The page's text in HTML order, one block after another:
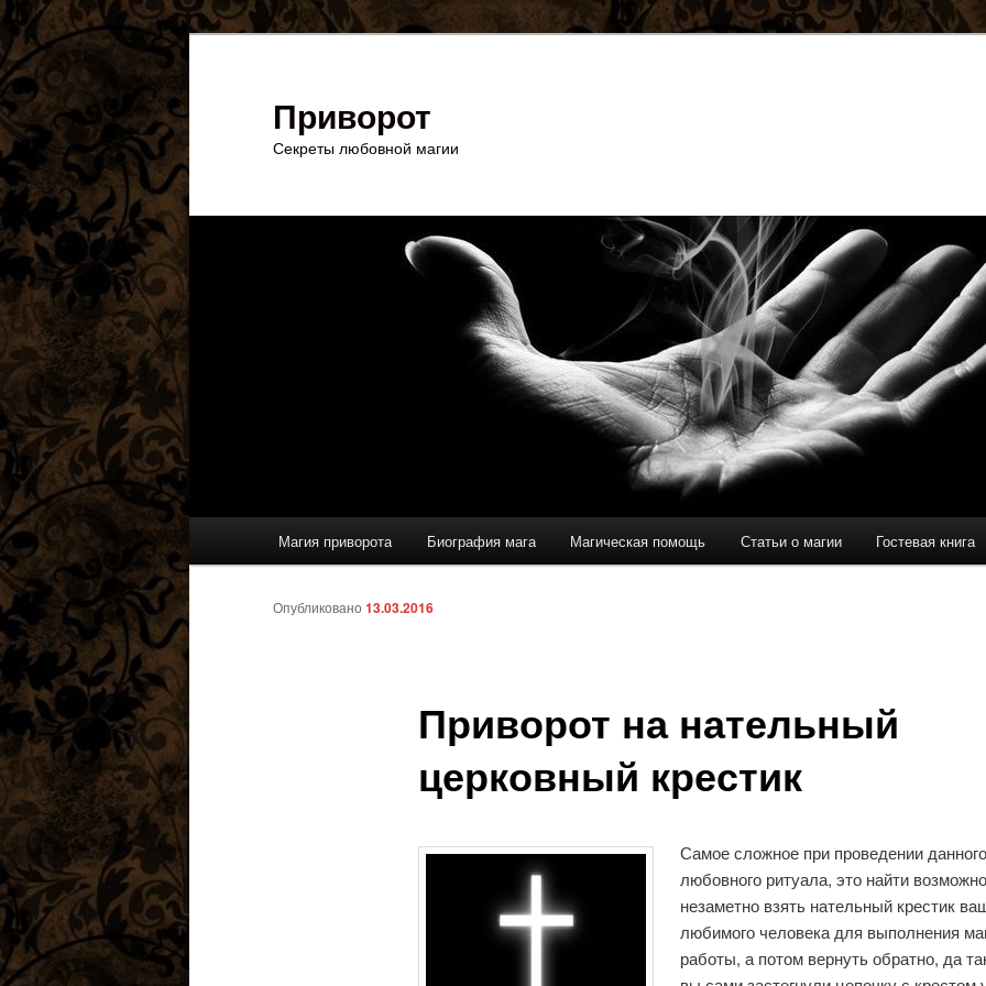
Перейти
к
основному
содержимому
Приворот
Секреты любовной магии
Магия приворота Биография мага Магическая помощь Статьи о магии Гостевая книга
Приворот на нательный
церковный крестик
Опубликовано 13.03.2016
Самое сложное при проведении данного
любовного ритуала, это найти
незаметно взять нательный крестик
любимого человека для выполнения
работы, а потом вернуть обратно, да